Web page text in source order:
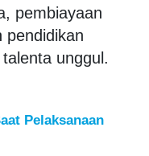
pembiayaan
pendidikan
unggul.
Pelaksanaan